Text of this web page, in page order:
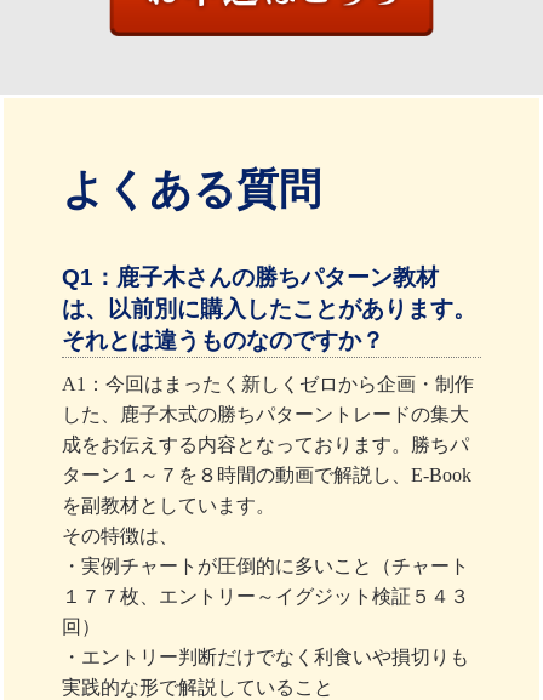
よくある質問
Q1：鹿子木さんの勝ちパターン教材
は、以前別に購入したことがあります。
それとは違うものなのですか？
A1：今回はまったく新しくゼロから企画・制作
した、鹿子木式の勝ちパターントレードの集大
成をお伝えする内容となっております。勝ちパ
ターン１～７を８時間の動画で解説し、E-Book
を副教材としています。
その特徴は、
・実例チャートが圧倒的に多いこと（チャート
１７７枚、エントリー～イグジット検証５４３
回）
・エントリー判断だけでなく利食いや損切りも
実践的な形で解説していること